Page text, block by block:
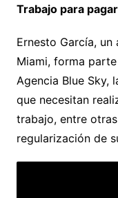
Trabajo para
Ernesto García,
Miami, forma
Agencia Blue Sky,
que necesitan
trabajo, entre
regularización de